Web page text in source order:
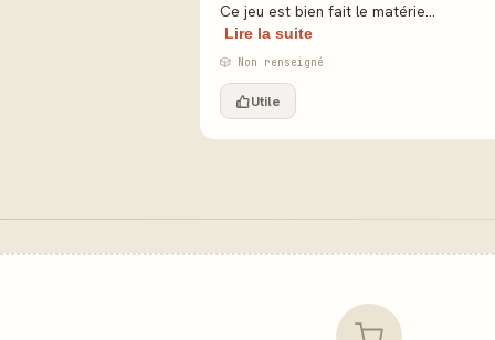
Ce jeu est bien fait le matérie...
Lire la suite
🎲 Non renseigné
Utile